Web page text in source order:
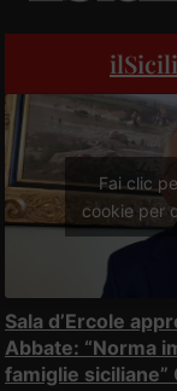
Fai clic
cookie per
Sala d’Ercole
Abbate: “Norma
famiglie siciliane”